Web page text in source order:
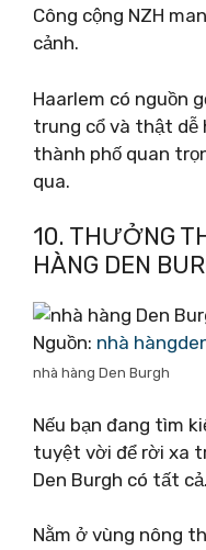
Công cộng NZH
cảnh.
Haarlem có nguồn
trung cổ và thật dễ
thành phố quan
qua.
10. THƯỞNG
HÀNG DEN
Nguồn: nhà
nhà hàng Den Burgh
Nếu bạn đang tìm
tuyệt vời để rời xa
Den Burgh có tất cả.
Nằm ở vùng nông